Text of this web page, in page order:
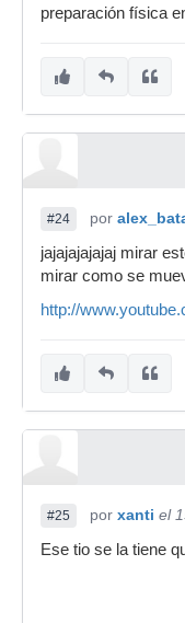
preparación física
#24 por
jajajajajajaj mirar
mirar como se
http://
#25 por xanti el
Ese tio se la tiene